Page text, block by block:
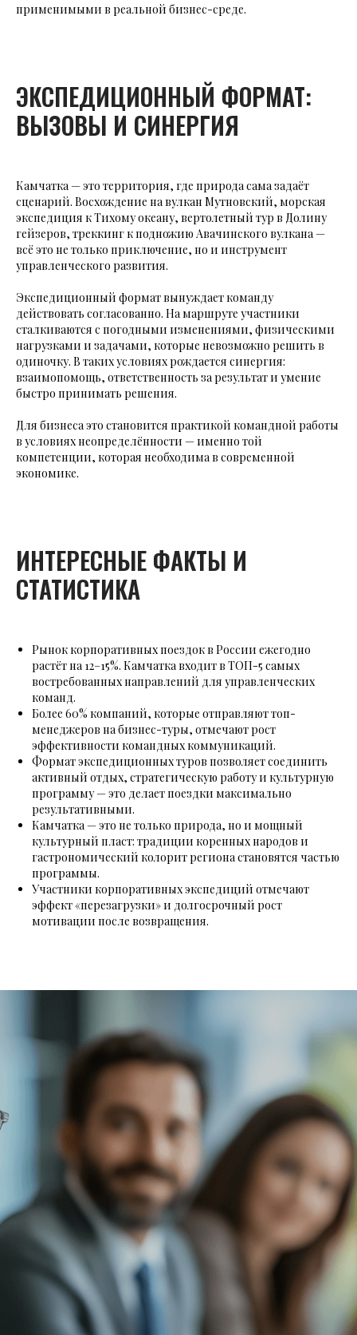
применимыми в реальной бизнес-среде.
ЭКСПЕДИЦИОННЫЙ ФОРМАТ:
ВЫЗОВЫ И СИНЕРГИЯ
Камчатка — это территория, где природа сама задаёт
сценарий. Восхождение на вулкан Мутновский, морская
экспедиция к Тихому океану, вертолетный тур в Долину
гейзеров, треккинг к подножию Авачинского вулкана —
всё это не только приключение, но и инструмент
управленческого развития.
Экспедиционный формат вынуждает команду
действовать согласованно. На маршруте участники
сталкиваются с погодными изменениями, физическими
нагрузками и задачами, которые невозможно решить в
одиночку. В таких условиях рождается синергия:
взаимопомощь, ответственность за результат и умение
быстро принимать решения.
Для бизнеса это становится практикой командной работы
в условиях неопределённости — именно той
компетенции, которая необходима в современной
экономике.
ИНТЕРЕСНЫЕ ФАКТЫ И
СТАТИСТИКА
Рынок корпоративных поездок в России ежегодно
растёт на 12–15%. Камчатка входит в ТОП-5 самых
востребованных направлений для управленческих
команд.
Более 60% компаний, которые отправляют топ-
менеджеров на бизнес-туры, отмечают рост
эффективности командных коммуникаций.
Формат экспедиционных туров позволяет соединить
активный отдых, стратегическую работу и культурную
программу — это делает поездки максимально
результативными.
Камчатка — это не только природа, но и мощный
культурный пласт: традиции коренных народов и
гастрономический колорит региона становятся частью
программы.
Участники корпоративных экспедиций отмечают
эффект «перезагрузки» и долгосрочный рост
мотивации после возвращения.